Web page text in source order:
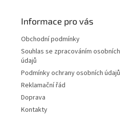
Informace pro vás
Obchodní podmínky
Souhlas se zpracováním osobních
údajů
Podmínky ochrany osobních údajů
Reklamační řád
Doprava
Kontakty